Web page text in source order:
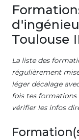
Toulouse
La liste des
régulièrement
léger décalage
fois tes formations
vérifier les infos